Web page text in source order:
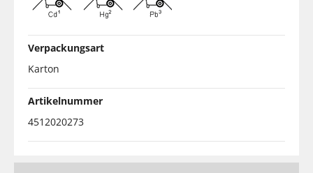
Verpackungsart
Karton
Artikelnummer
4512020273